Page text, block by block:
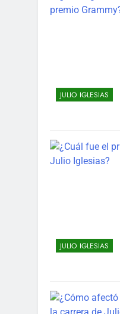
JULIO IGLESIAS
JULIO IGLESIAS